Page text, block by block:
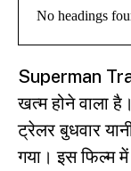
No headings
Superman
खत्म होने वाला
ट्रेलर बुधवार
गया। इस फिल्म